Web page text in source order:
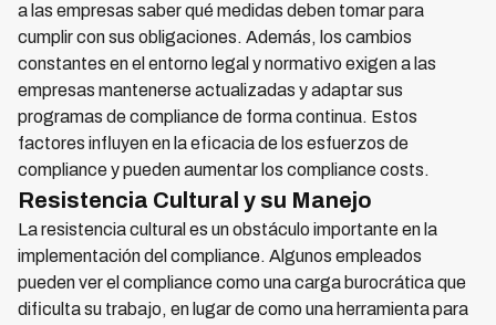
a las empresas saber qué medidas deben tomar para
cumplir con sus obligaciones. Además, los cambios
constantes en el entorno legal y normativo exigen a las
empresas mantenerse actualizadas y adaptar sus
programas de compliance de forma continua. Estos
factores influyen en la eficacia de los esfuerzos de
compliance y pueden aumentar los compliance costs.
Resistencia Cultural y su Manejo
La resistencia cultural es un obstáculo importante en la
implementación del compliance. Algunos empleados
pueden ver el compliance como una carga burocrática que
dificulta su trabajo, en lugar de como una herramienta para